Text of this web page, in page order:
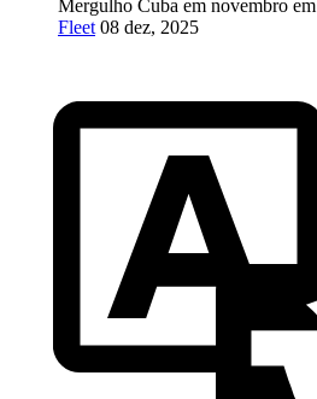
Mergulho Cuba em novembro em
Fleet 08 dez, 2025